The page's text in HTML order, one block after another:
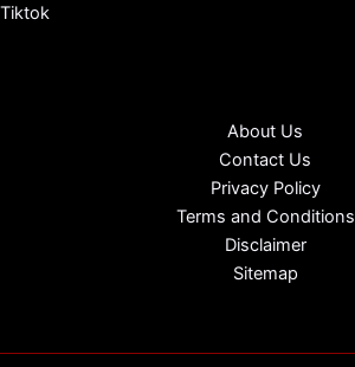
Tiktok
About Us
Contact Us
Privacy Policy
Terms and Conditions
Disclaimer
Sitemap